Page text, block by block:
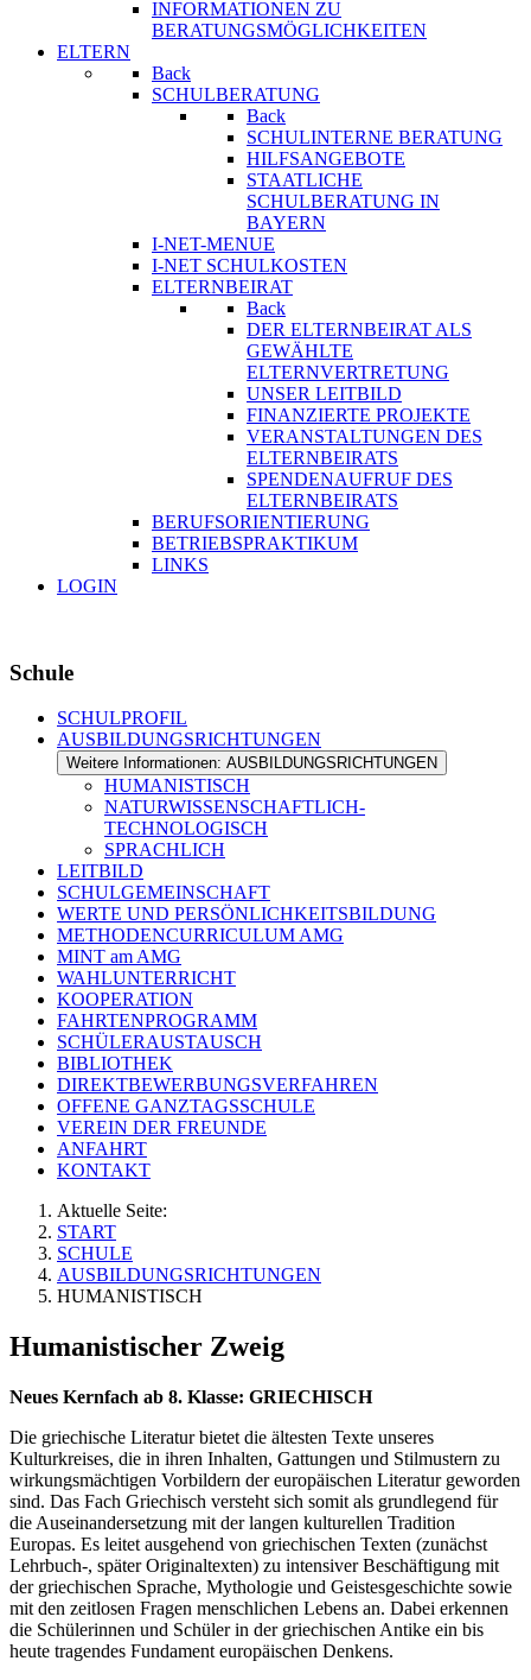
INFORMATIONEN ZU
BERATUNGSMÖGLICHKEITEN
ELTERN
Back
SCHULBERATUNG
Back
SCHULINTERNE BERATUNG
HILFSANGEBOTE
STAATLICHE
SCHULBERATUNG IN
BAYERN
I-NET-MENUE
I-NET SCHULKOSTEN
ELTERNBEIRAT
Back
DER ELTERNBEIRAT ALS
GEWÄHLTE
ELTERNVERTRETUNG
UNSER LEITBILD
FINANZIERTE PROJEKTE
VERANSTALTUNGEN DES
ELTERNBEIRATS
SPENDENAUFRUF DES
ELTERNBEIRATS
BERUFSORIENTIERUNG
BETRIEBSPRAKTIKUM
LINKS
LOGIN
Schule
SCHULPROFIL
AUSBILDUNGSRICHTUNGEN
Weitere Informationen: AUSBILDUNGSRICHTUNGEN
HUMANISTISCH
NATURWISSENSCHAFTLICH-
TECHNOLOGISCH
SPRACHLICH
LEITBILD
SCHULGEMEINSCHAFT
WERTE UND PERSÖNLICHKEITSBILDUNG
METHODENCURRICULUM AMG
MINT am AMG
WAHLUNTERRICHT
KOOPERATION
FAHRTENPROGRAMM
SCHÜLERAUSTAUSCH
BIBLIOTHEK
DIREKTBEWERBUNGSVERFAHREN
OFFENE GANZTAGSSCHULE
VEREIN DER FREUNDE
ANFAHRT
KONTAKT
Aktuelle Seite:
START
SCHULE
AUSBILDUNGSRICHTUNGEN
HUMANISTISCH
Humanistischer Zweig
Neues Kernfach ab 8. Klasse: GRIECHISCH
Die griechische Literatur bietet die ältesten Texte unseres
Kulturkreises, die in ihren Inhalten, Gattungen und Stilmustern zu
wirkungsmächtigen Vorbildern der europäischen Literatur geworden
sind. Das Fach Griechisch versteht sich somit als grundlegend für
die Auseinandersetzung mit der langen kulturellen Tradition
Europas. Es leitet ausgehend von griechischen Texten (zunächst
Lehrbuch-, später Originaltexten) zu intensiver Beschäftigung mit
der griechischen Sprache, Mythologie und Geistesgeschichte sowie
mit den zeitlosen Fragen menschlichen Lebens an. Dabei erkennen
die Schülerinnen und Schüler in der griechischen Antike ein bis
heute tragendes Fundament europäischen Denkens.